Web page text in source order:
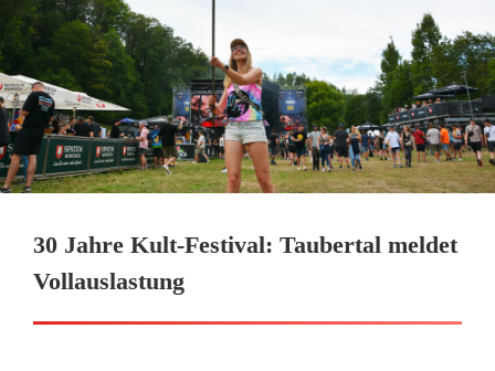
30 Jahre Kult-Festival: Taubertal meldet
Vollauslastung